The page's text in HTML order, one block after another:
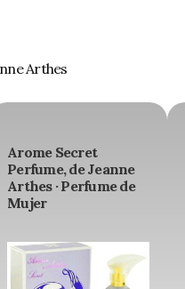
Arthes
Arome Secret
Perfume, de Jeanne
Arthes · Perfume de
Mujer